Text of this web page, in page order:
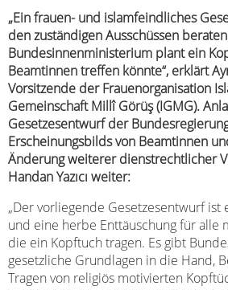
„Ein frauen- und islamfeindliches
den zuständigen Ausschüssen
Bundesinnenministerium plant ein
Beamtinnen treffen könnte“, erklärt
Vorsitzende der Frauenorganisation
Gemeinschaft Millî Görüş (IGMG).
Gesetzesentwurf der
Erscheinungsbilds von Beamtinnen
Änderung weiterer dienstrechtlicher
Handan Yazıcı weiter:
„Der vorliegende Gesetzesentwurf ist
und eine herbe Enttäuschung für alle
die ein Kopftuch tragen. Es gibt
gesetzliche Grundlagen in die Hand,
Tragen von religiös motivierten